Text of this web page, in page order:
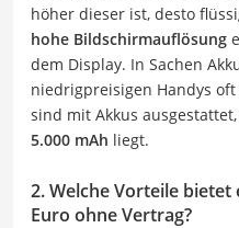
höher dieser ist, desto
hohe Bildschirmauflösung
dem Display. In Sachen
niedrigpreisigen Handys
sind mit Akkus
5.000 mAh liegt.
2. Welche Vorteile
Euro ohne Vertrag?